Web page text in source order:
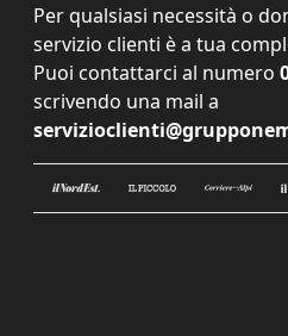
Per qualsiasi necessità o
servizio clienti è a tua
Puoi contattarci al numero
scrivendo una mail a